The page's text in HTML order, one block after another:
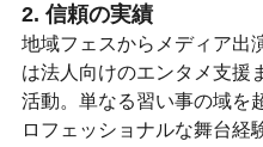
2. 信頼の実績
地域フェスからメディア出
は法人向けのエンタメ支援
活動。単なる習い事の域を
ロフェッショナルな舞台経